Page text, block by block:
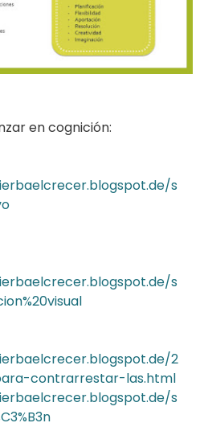
en cognición:
s
s
2
contrarrestar-las.html
s